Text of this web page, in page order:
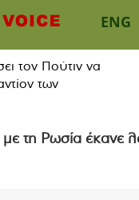
ENG
με τη Ρωσία